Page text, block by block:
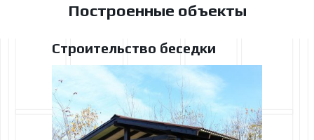
Построенные объекты
Строительство беседки